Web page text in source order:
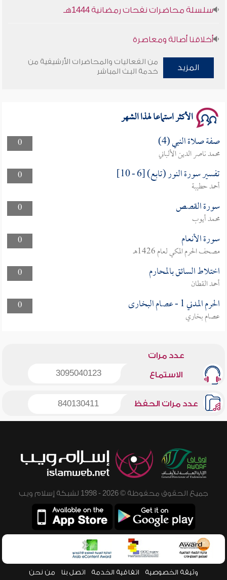
سلسلة محاضرات نفحات رمضانية 1444هـ
أخلاقنا أصالة ومعاصرة
وأمنهم من خوف 9
المزيد
من الفعاليات والمحاضرات الأرشيفية من
خدمة البث المباشر
الأكثر استماعا لهذا الشهر
0 صفة صلاة النبي (4)
محمد ناصر الدين الألباني
0
تفسير سورة النور (تابع) [6 - 10]
أحمد حطيبة
0
سورة القصص
محمد أيوب
0
سورة الأنعام
مصحف الحرم المكي لعام 1426هـ
0
اختلاط السائق بالمحارم
أحمد القطان
0
الحرم المدني 1 - عصام البخارى
عصام بخاري
عدد مرات
الاستماع 3095040123
عدد مرات الحفظ 840130411
جميع الحقوق محفوظة © 2026 - 1998 لشبكة إسلام ويب
وثيقة الخصوصية اتفاقية الخدمة اتصل بنا من نحن